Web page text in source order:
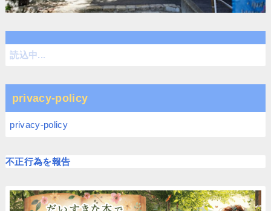
読込中...
privacy-policy
privacy-policy
不正行為を報告